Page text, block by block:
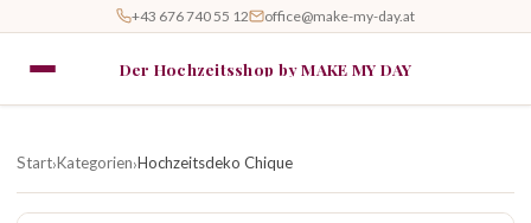
+43 676 740 55 12 office@make-my-day.at
Der Hochzeitsshop by MAKE MY DAY
Start›Kategorien›Hochzeitsdeko Chique